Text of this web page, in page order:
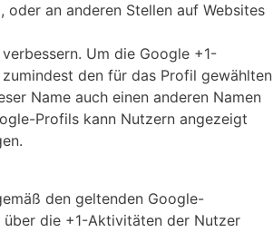
an anderen Stellen auf Websites
Um die Google +1-
den für das Profil gewählten
Name auch einen anderen Namen
Profils kann Nutzern angezeigt
den geltenden Google-
die +1-Aktivitäten der Nutzer